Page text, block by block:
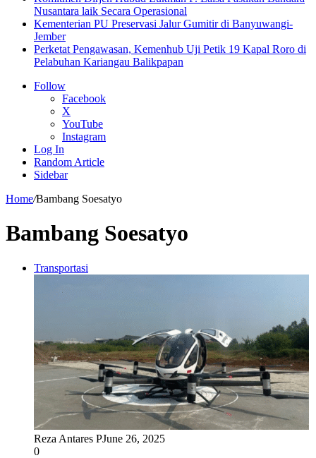
Nusantara laik Secara Operasional
Kementerian PU Preservasi Jalur Gumitir di Banyuwangi-
Jember
Perketat Pengawasan, Kemenhub Uji Petik 19 Kapal Roro di
Pelabuhan Kariangau Balikpapan
Follow
Facebook
X
YouTube
Instagram
Log In
Random Article
Sidebar
Home/Bambang Soesatyo
Bambang Soesatyo
Transportasi
Reza Antares PJune 26, 2025
0